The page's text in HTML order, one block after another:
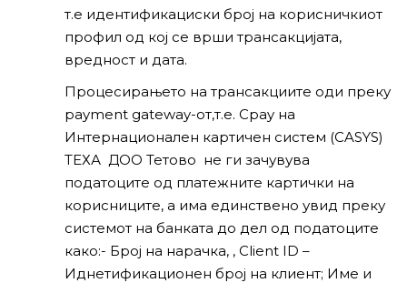
т.е идентификациски број на корисничкиот
профил од кој се врши трансакцијата,
вредност и дата.
Процесирањето на трансакциите оди преку
payment gateway-от,т.е. Cpay на
Интернационален картичен систем (CASYS)
ТЕХА ДОО Тетово не ги зачувува
податоците од платежните картички на
корисниците, а има единствено увид преку
системот на банката до дел од податоците
како:- Број на нарачка, , Сlient ID –
Иднетификационен број на клиент; Име и